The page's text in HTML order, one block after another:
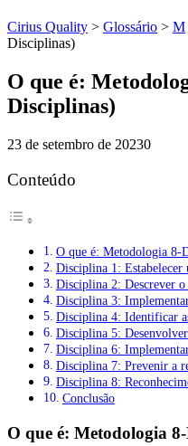
Cirius Quality > Glossário > M
Disciplinas)
O que é:
Disciplinas)
23 de setembro de 20230
Conteúdo
O que é: Metodologia 8-
Disciplina 1: Estabelecer
Disciplina 2: Descrever
Disciplina 3:
Disciplina 4: Identificar
Disciplina 5:
Disciplina 6:
Disciplina 7: Prevenir a
Disciplina 8:
Conclusão
O que é: Metodologia